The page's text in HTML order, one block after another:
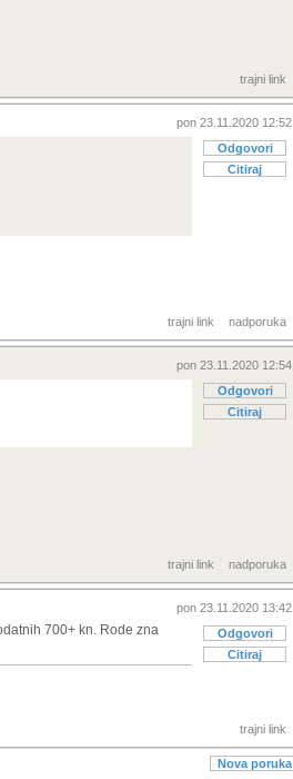
trajni link
pon 23.11.2020 12:52
Odgovori
Citiraj
trajni link nadporuka
pon 23.11.2020 12:54
Odgovori
Citiraj
trajni link nadporuka
pon 23.11.2020 13:42
Odgovori
Citiraj
700+ kn. Rode zna
trajni link
Nova poruka